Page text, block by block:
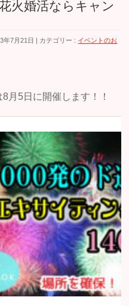
火婚活ならキャン
年7月21日 カテゴリー : イベントのお
月5日に開催します！！